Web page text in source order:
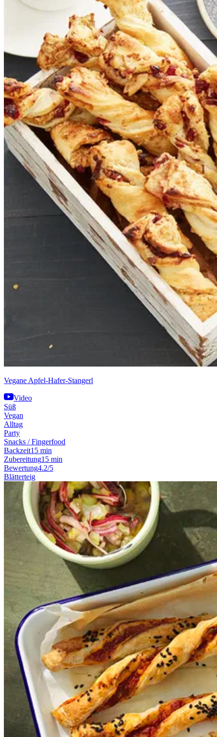
Vegane Apfel-Hafer-Stangerl
Video
Süß
Vegan
Alltag
Party
Snacks / Fingerfood
Backzeit15 min
Zubereitung15 min
Bewertung4.2/5
Blätterteig